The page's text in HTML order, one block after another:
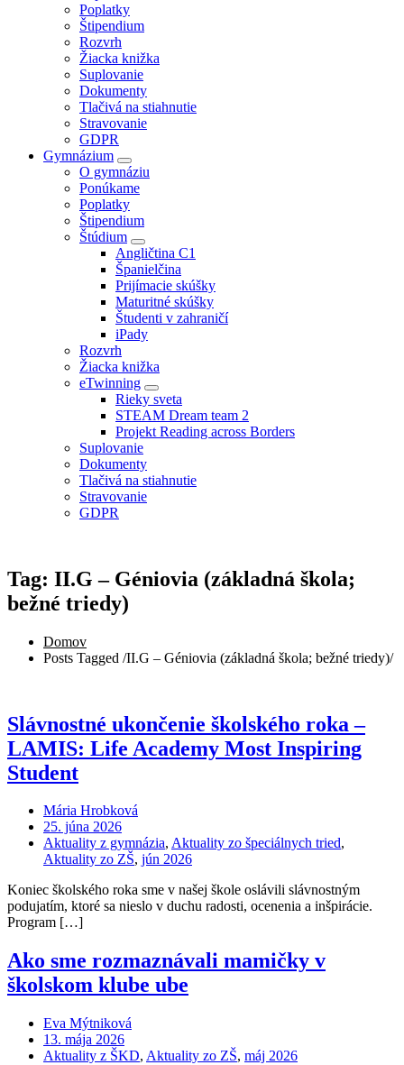
Poplatky
Štipendium
Rozvrh
Žiacka knižka
Suplovanie
Dokumenty
Tlačivá na stiahnutie
Stravovanie
GDPR
Gymnázium
O gymnáziu
Ponúkame
Poplatky
Štipendium
Štúdium
Angličtina C1
Španielčina
Prijímacie skúšky
Maturitné skúšky
Študenti v zahraničí
iPady
Rozvrh
Žiacka knižka
eTwinning
Rieky sveta
STEAM Dream team 2
Projekt Reading across Borders
Suplovanie
Dokumenty
Tlačivá na stiahnutie
Stravovanie
GDPR
Tag: II.G – Géniovia (základná škola;
bežné triedy)
Domov
Posts Tagged /II.G – Géniovia (základná škola; bežné triedy)/
Slávnostné ukončenie školského roka –
LAMIS: Life Academy Most Inspiring
Student
Mária Hrobková
25. júna 2026
Aktuality z gymnázia, Aktuality zo špeciálnych tried,
Aktuality zo ZŠ, jún 2026
Koniec školského roka sme v našej škole oslávili slávnostným
podujatím, ktoré sa nieslo v duchu radosti, ocenenia a inšpirácie.
Program […]
Ako sme rozmaznávali mamičky v
školskom klube ube
Eva Mýtniková
13. mája 2026
Aktuality z ŠKD, Aktuality zo ZŠ, máj 2026